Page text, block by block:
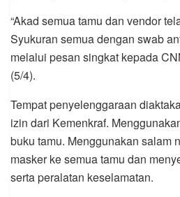
“Akad semua tamu dan vendor
Syukuran semua dengan swab
melalui pesan singkat kepada
(5/4).
Tempat penyelenggaraan
izin dari Kemenkraf.
buku tamu. Menggunakan salam
masker ke semua tamu dan
serta peralatan keselamatan.